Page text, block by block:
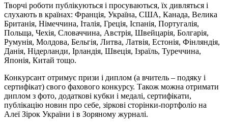
Творчі роботи публікуються і просуваються, їх дивляться і
слухають в країнах: Франція, Україна, США, Канада, Велика
Британія, Німеччина, Італія, Греція, Іспанія, Португалія,
Польща, Чехія, Словаччина, Австрія, Швейцарія, Болгарія,
Румунія, Молдова, Бельгія, Литва, Латвія, Естонія, Фінляндія,
Данія, Нідерланди, Ірландія, Швеція, Ізраїль, Туреччина,
Японія, Китай тощо.
Конкурсант отримує призи і диплом (а вчитель – подяку і
сертифікат) свого фахового конкурсу. Також можна отримати
диплом з фото, додаткові кубки і медалі, сертифікати,
публікацію новин про себе, зіркові сторінки-портфоліо на
Алеї Зірок України і в Зоряному журналі.